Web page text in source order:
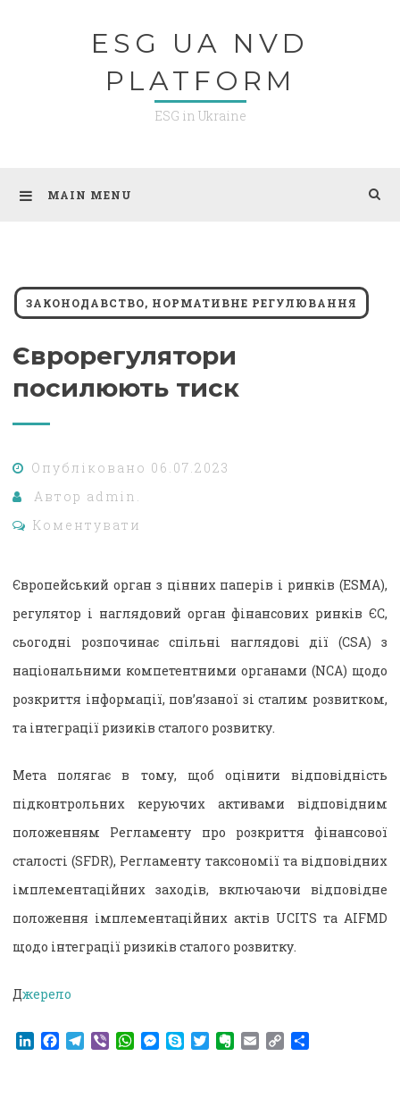
ESG UA NVD
PLATFORM
ESG in Ukraine
MAIN MENU
ЗАКОНОДАВСТВО, НОРМАТИВНЕ РЕГУЛЮВАННЯ
Єврорегулятори
посилюють тиск
Опубліковано 06.07.2023
Автор admin.
Коментувати
Європейський орган з цінних паперів і ринків (ESMA),
регулятор і наглядовий орган фінансових ринків ЄС,
сьогодні розпочинає спільні наглядові дії (CSA) з
національними компетентними органами (NCA) щодо
розкриття інформації, пов’язаної зі сталим розвитком,
та інтеграції ризиків сталого розвитку.
Мета полягає в тому, щоб оцінити відповідність
підконтрольних керуючих активами відповідним
положенням Регламенту про розкриття фінансової
сталості (SFDR), Регламенту таксономії та відповідних
імплементаційних заходів, включаючи відповідне
положення імплементаційних актів UCITS та AIFMD
щодо інтеграції ризиків сталого розвитку.
Джерело
LinkedIn
Facebook
Telegram
ViberWhatsApp
Messenger
SkypeTwitterEvernote
EmailCopy